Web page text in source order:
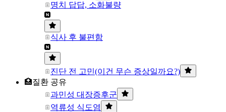
명치 답답, 소화불량
식사 후 불편함
진단 전 고민(이건 무슨 증상일까요?)
🏥질환 공유
과민성 대장증후군
역류성 식도염